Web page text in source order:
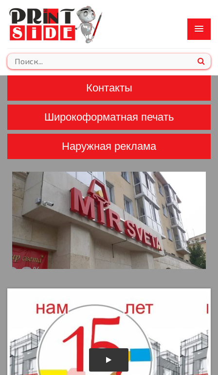
Контакты
Широкоформатная печать
Наружная реклама